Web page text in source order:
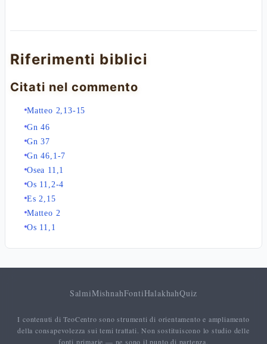
Riferimenti biblici
Citati nel commento
Matteo 2,13-15
Gn 46
Gn 37
Gn 46,1-7
Osea 11,1
Os 11,2-4
Es 2,15
Matteo 2
Os 11,1
SalmiMishnahFontiHalakhahQuiz
I contenuti di TeoCentro sono strumenti di orientamento e ampliamento
della consapevolezza sui temi trattati. Non sostituiscono lo studio delle
fonti primarie — ne sono il punto di partenza.